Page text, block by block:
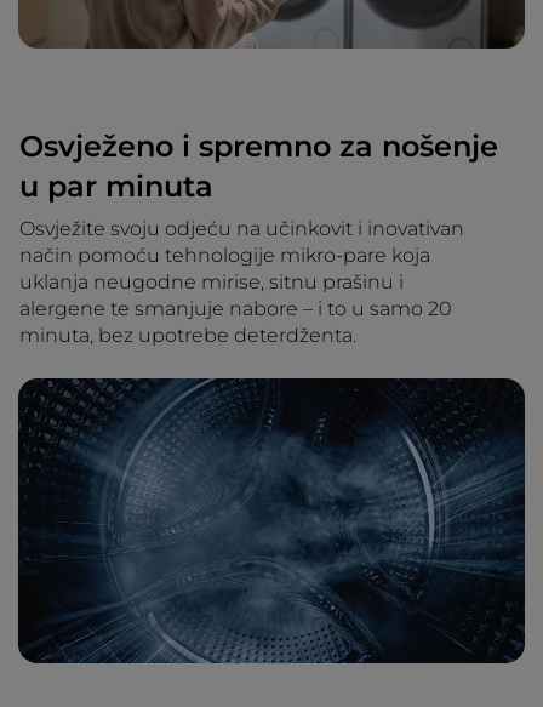
Osvježeno i spremno za nošenje
u par minuta
Osvježite svoju odjeću na učinkovit i inovativan
način pomoću tehnologije mikro-pare koja
uklanja neugodne mirise, sitnu prašinu i
alergene te smanjuje nabore – i to u samo 20
minuta, bez upotrebe deterdženta.